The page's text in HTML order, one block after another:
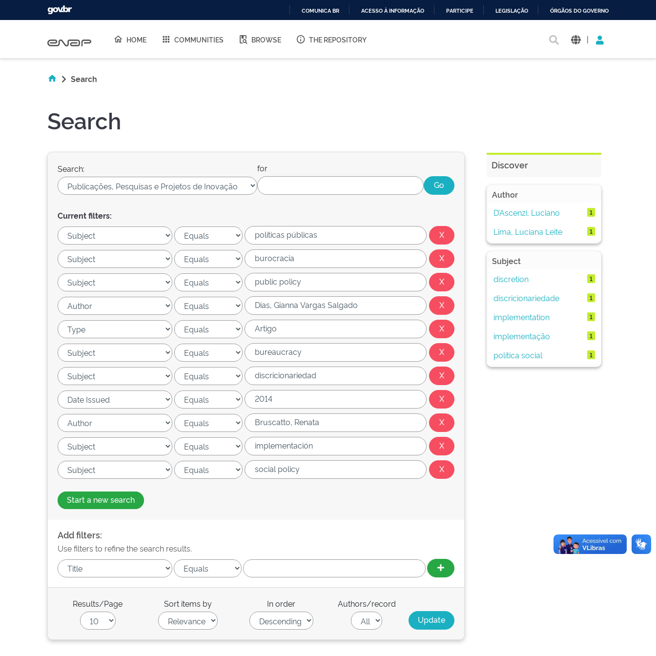
O
COMUNICA BR ACESSO À INFORMAÇÃO PARTICIPE LEGISLAÇÃO ÓRGÃOS DO GOVERNO
HOME COMMUNITIES BROWSE THE REPOSITORY |
Search
Search
Search: for
Current filters:
Start a new search
Add filters:
Use filters to refine the search results.
Results/Page Sort items by In order Authors/record
Discover
Author
D’Ascenzi, Luciano
1
Lima, Luciana Leite 1
Subject
discretion
1
discricionariedade 1
implementation 1
implementação 1
política social 1